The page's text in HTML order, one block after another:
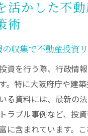
活かした不
術
収集で不動産投資
資を行う際、行政情
。特に大阪府庁や建
る資料には、最新の
ラブル事例など、投
に含まれています。